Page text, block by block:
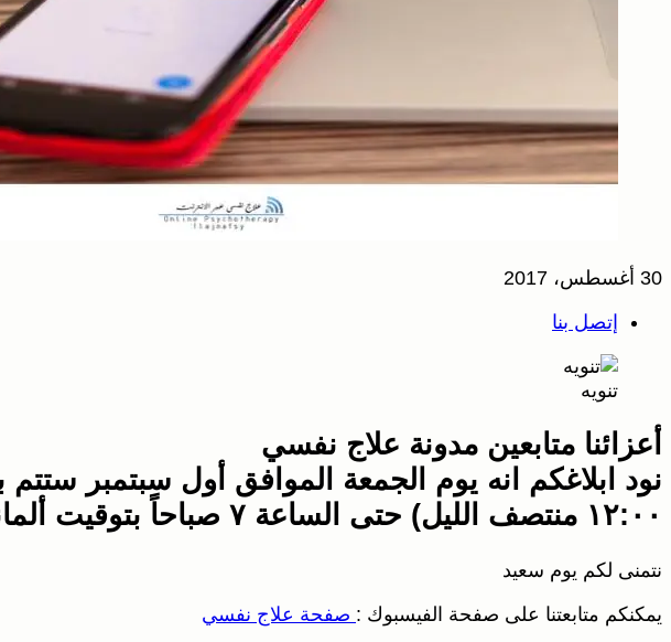
30 أغسطس، 2017
إتصل بنا
تنويه
أعزائنا متابعين مدونة علاج نفسي
نود ابلاغكم انه يوم الجمعة الموافق أول سبتمبر
١٢:٠٠ منتصف الليل) حتى الساعة ٧ صباحاً بتوقيت ألمانيا
نتمنى لكم يوم سعيد
يمكنكم متابعتنا على صفحة الفيسبوك : صفحة علاج نفسي